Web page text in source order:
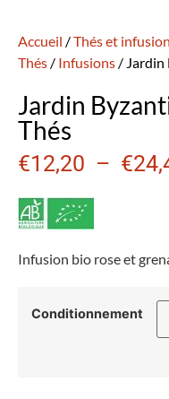
Accueil /Thés et
Thés / Infusions / Jardin
Jardin
Thés
€12,20 – €
Infusion bio rose et
Conditionnement